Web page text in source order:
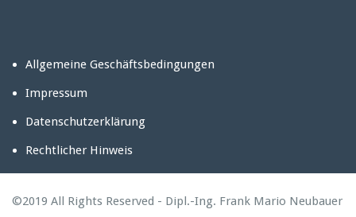
Allgemeine Geschäftsbedingungen
Impressum
Datenschutzerklärung
Rechtlicher Hinweis
©2019 All Rights Reserved - Dipl.-Ing. Frank Mario Neubauer